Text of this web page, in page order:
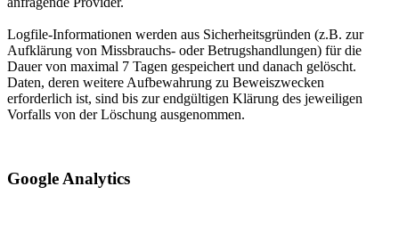
Logfile-Informationen werden aus Sicherheitsgründen (z.B. zur
Aufklärung von Missbrauchs- oder Betrugshandlungen) für die
Dauer von maximal 7 Tagen gespeichert und danach gelöscht.
Daten, deren weitere Aufbewahrung zu Beweiszwecken
erforderlich ist, sind bis zur endgültigen Klärung des jeweiligen
Vorfalls von der Löschung ausgenommen.
Google Analytics